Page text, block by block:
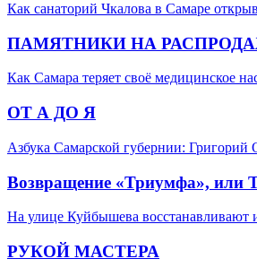
Как санаторий Чкалова в Самаре
ПАМЯТНИКИ НА
Как Самара теряет своё медицинское
ОТ А ДО Я
Азбука Самарской губернии: Григорий
Возвращение «Триумфа», или
На улице Куйбышева восстанавливают
РУКОЙ МАСТЕРА